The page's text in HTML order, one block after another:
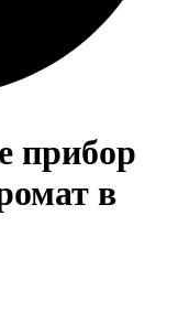
прибор
в